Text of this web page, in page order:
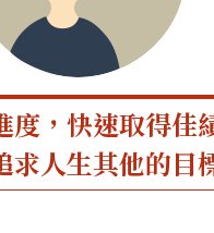
度，快速取得佳
求人生其他的目